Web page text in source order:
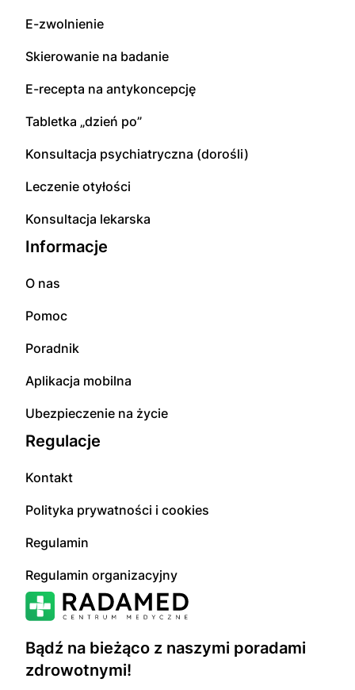
Bądź na bieżąco z naszymi poradami
zdrowotnymi!
E-zwolnienie
Skierowanie na badanie
E-recepta na antykoncepcję
Tabletka „dzień po”
Konsultacja psychiatryczna (dorośli)
Leczenie otyłości
Konsultacja lekarska
Informacje
O nas
Pomoc
Poradnik
Aplikacja mobilna
Ubezpieczenie na życie
Regulacje
Kontakt
Polityka prywatności i cookies
Regulamin
Regulamin organizacyjny